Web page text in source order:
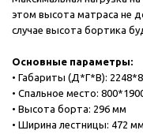
этом высота матраса не
случае высота бортика
Основные параметры:
• Габариты (Д*Г*В):
• Спальное место:
• Высота борта: 296 мм
• Ширина лестницы: 472 мм